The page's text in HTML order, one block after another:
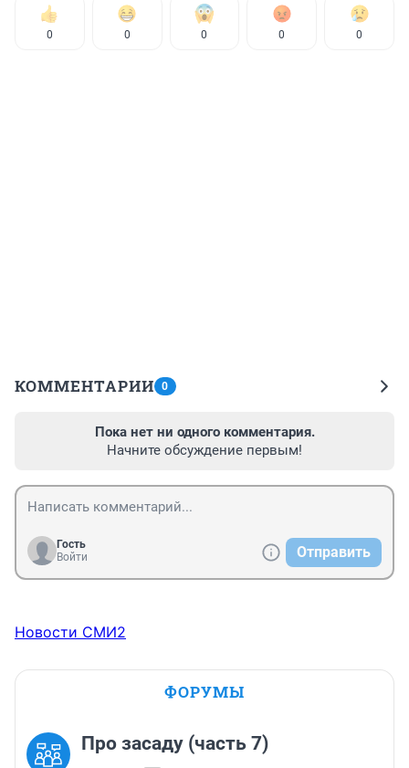
0 0 0 0 0
КОММЕНТАРИИ 0
Пока нет ни одного комментария.
Начните обсуждение первым!
Гость
Войти
Отправить
Новости СМИ2
ФОРУМЫ
Про засаду (часть 7)